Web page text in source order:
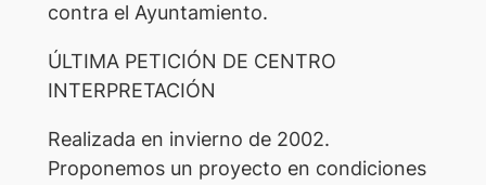
contra el Ayuntamiento.
ÚLTIMA PETICIÓN DE CENTRO
INTERPRETACIÓN
Realizada en invierno de 2002.
Proponemos un proyecto en condiciones